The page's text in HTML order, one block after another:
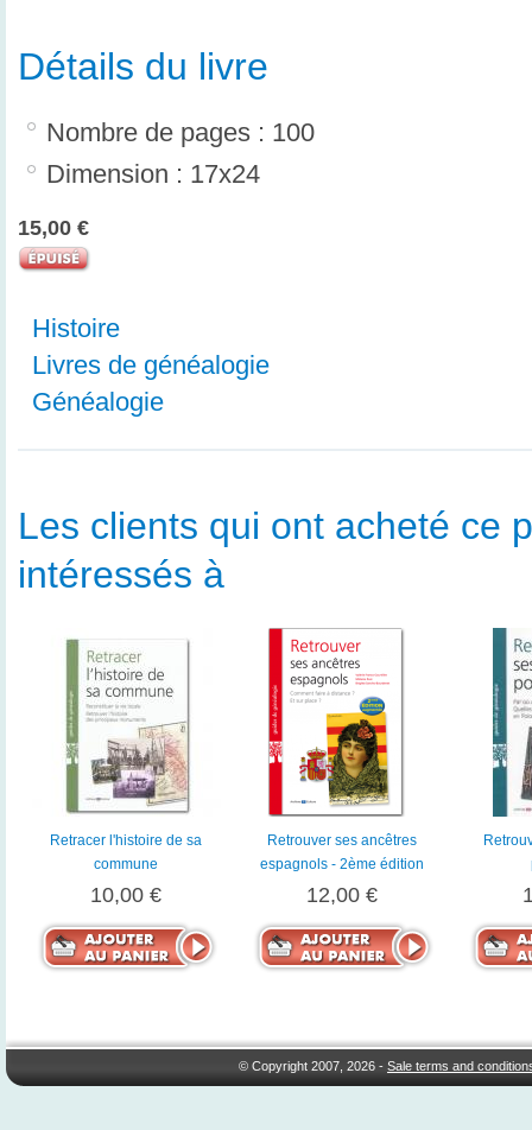
Détails du livre
Nombre de pages : 100
Dimension : 17x24
15,00 €
Histoire
Livres de généalogie
Généalogie
Les clients qui ont acheté ce
intéressés à
Retracer l'histoire de sa
commune
10,00 €
Retrouver ses ancêtres
espagnols - 2ème édition
12,00 €
© Copyright 2007, 2026 -Sale terms and